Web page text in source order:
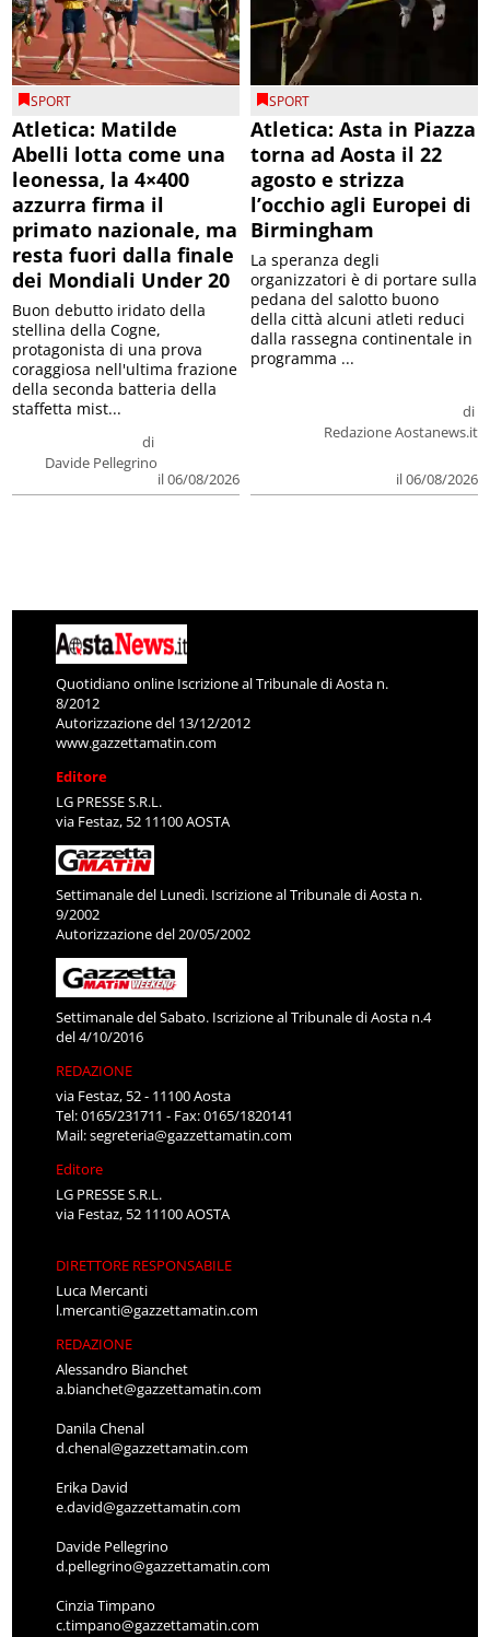
SPORT
Atletica: Matilde
Abelli lotta come una
leonessa, la 4×400
azzurra firma il
primato nazionale, ma
resta fuori dalla finale
dei Mondiali Under 20
di
Davide Pellegrino
il 06/08/2026
Buon debutto iridato della
stellina della Cogne,
protagonista di una prova
coraggiosa nell'ultima frazione
della seconda batteria della
staffetta mist...
SPORT
Atletica: Asta in Piazza
torna ad Aosta il 22
agosto e strizza
l’occhio agli Europei di
Birmingham
di
Redazione Aostanews.it
il 06/08/2026
La speranza degli
organizzatori è di portare sulla
pedana del salotto buono
della città alcuni atleti reduci
dalla rassegna continentale in
programma ...
Quotidiano online Iscrizione al Tribunale di Aosta n.
8/2012
Autorizzazione del 13/12/2012
www.gazzettamatin.com
Editore
LG PRESSE S.R.L.
via Festaz, 52 11100 AOSTA
Settimanale del Lunedì. Iscrizione al Tribunale di Aosta n.
9/2002
Autorizzazione del 20/05/2002
Settimanale del Sabato. Iscrizione al Tribunale di Aosta n.4
del 4/10/2016
REDAZIONE
via Festaz, 52 - 11100 Aosta
Tel: 0165/231711 - Fax: 0165/1820141
Mail:segreteria@gazzettamatin.com
Editore
LG PRESSE S.R.L.
via Festaz, 52 11100 AOSTA
DIRETTORE RESPONSABILE
Luca Mercanti
l.mercanti@gazzettamatin.com
REDAZIONE
Alessandro Bianchet
a.bianchet@gazzettamatin.com
Danila Chenal
d.chenal@gazzettamatin.com
Erika David
e.david@gazzettamatin.com
Davide Pellegrino
d.pellegrino@gazzettamatin.com
Cinzia Timpano
c.timpano@gazzettamatin.com